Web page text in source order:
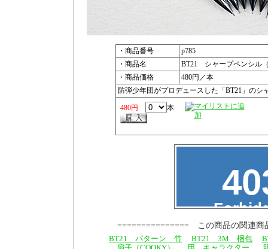
・商品番号
p785
・商品名
BT21 シャープペンシル
・商品価格
480円／本
防弾少年団がプロデュースした「BT21」のシ
480円 本
=============== この商品の関連
BT21 パターン 竹
BT21 3M 梱包